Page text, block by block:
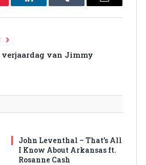
LinkedIn Tumblr Email
verjaardag van Jimmy
John Leventhal – That’s All
I Know About Arkansas ft.
Rosanne Cash